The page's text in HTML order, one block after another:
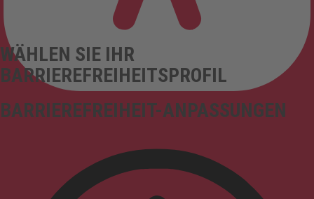
BARRIEREFREIHEIT-ANPASSUNGEN
WÄHLEN SIE IHR
BARRIEREFREIHEITSPROFIL